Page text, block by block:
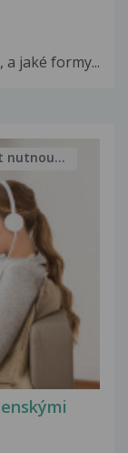
a jaké formy...
nutnou...